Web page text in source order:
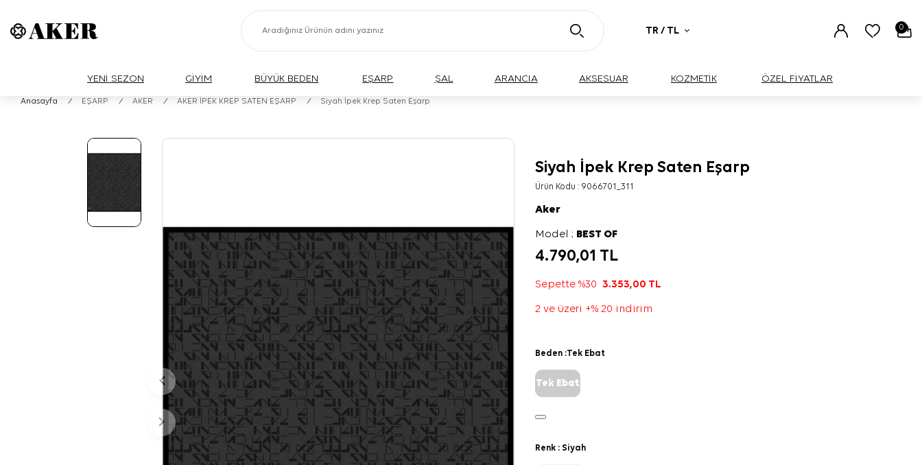
TR / TL 0
YENİ SEZON GİYİM BÜYÜK BEDEN EŞARP ŞAL ARANCIA AKSESUAR KOZMETİK ÖZEL FİYATLAR
Anasayfa / EŞARP / AKER / AKER İPEK KREP SATEN EŞARP / Siyah İpek Krep Saten Eşarp
Siyah İpek Krep Saten Eşarp
Ürün Kodu : 9066701_311
Aker
Model : BEST OF
4.790,01 TL
Sepette %303.353,00 TL
2 ve üzeri +% 20 indirim
Beden :Tek Ebat
Tek Ebat
Renk :Siyah